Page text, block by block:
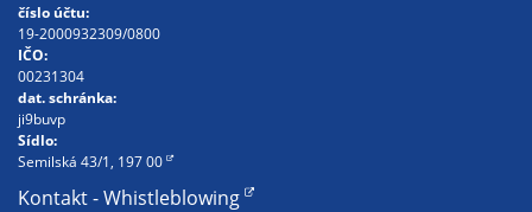
číslo účtu:
19-2000932309/0800
IČO:
00231304
dat. schránka:
ji9buvp
Sídlo:
Semilská 43/1, 197 00
Kontakt - Whistleblowing